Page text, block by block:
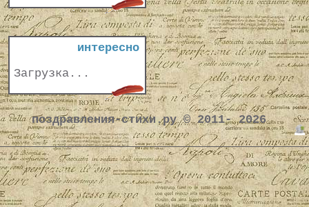
интересно
Загрузка...
поздравления-стихи.ру © 2011- 2026